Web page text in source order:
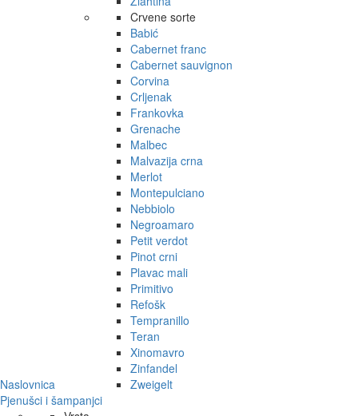
Naslovnica
Crvene sorte
Babić
Cabernet franc
Cabernet sauvignon
Corvina
Crljenak
Frankovka
Grenache
Malbec
Malvazija crna
Merlot
Montepulciano
Nebbiolo
Negroamaro
Petit verdot
Pinot crni
Plavac mali
Primitivo
Refošk
Tempranillo
Teran
Xinomavro
Zinfandel
Zweigelt
Pjenušci i šampanjci